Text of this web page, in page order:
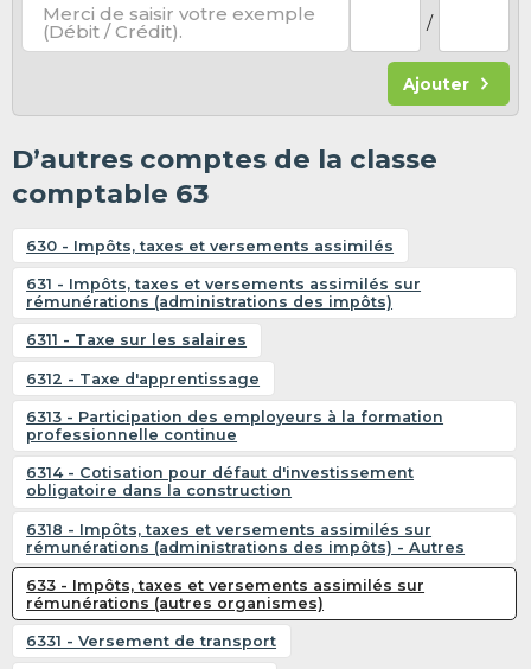
Merci de saisir votre exemple
(Débit / Crédit). /
Ajouter
D’autres comptes de la classe
comptable 63
630 - Impôts, taxes et versements assimilés
631 - Impôts, taxes et versements assimilés sur
rémunérations (administrations des impôts)
6311 - Taxe sur les salaires
6312 - Taxe d'apprentissage
6313 - Participation des employeurs à la formation
professionnelle continue
6314 - Cotisation pour défaut d'investissement
obligatoire dans la construction
6318 - Impôts, taxes et versements assimilés sur
rémunérations (administrations des impôts) - Autres
633 - Impôts, taxes et versements assimilés sur
rémunérations (autres organismes)
6331 - Versement de transport